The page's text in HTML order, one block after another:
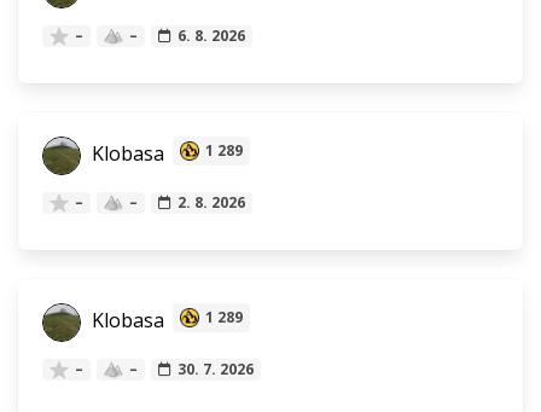
– – 6. 8. 2026
Klobasa 1 289
– – 2. 8. 2026
Klobasa 1 289
– – 30. 7. 2026